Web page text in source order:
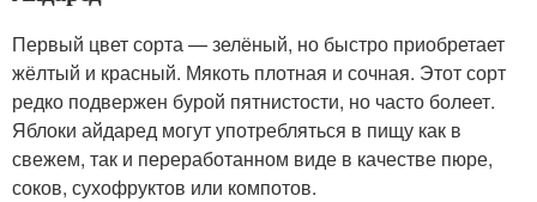
Первый цвет сорта — зелёный, но быстро приобретает
жёлтый и красный. Мякоть плотная и сочная. Этот сорт
редко подвержен бурой пятнистости, но часто болеет.
Яблоки айдаред могут употребляться в пищу как в
свежем, так и переработанном виде в качестве пюре,
соков, сухофруктов или компотов.